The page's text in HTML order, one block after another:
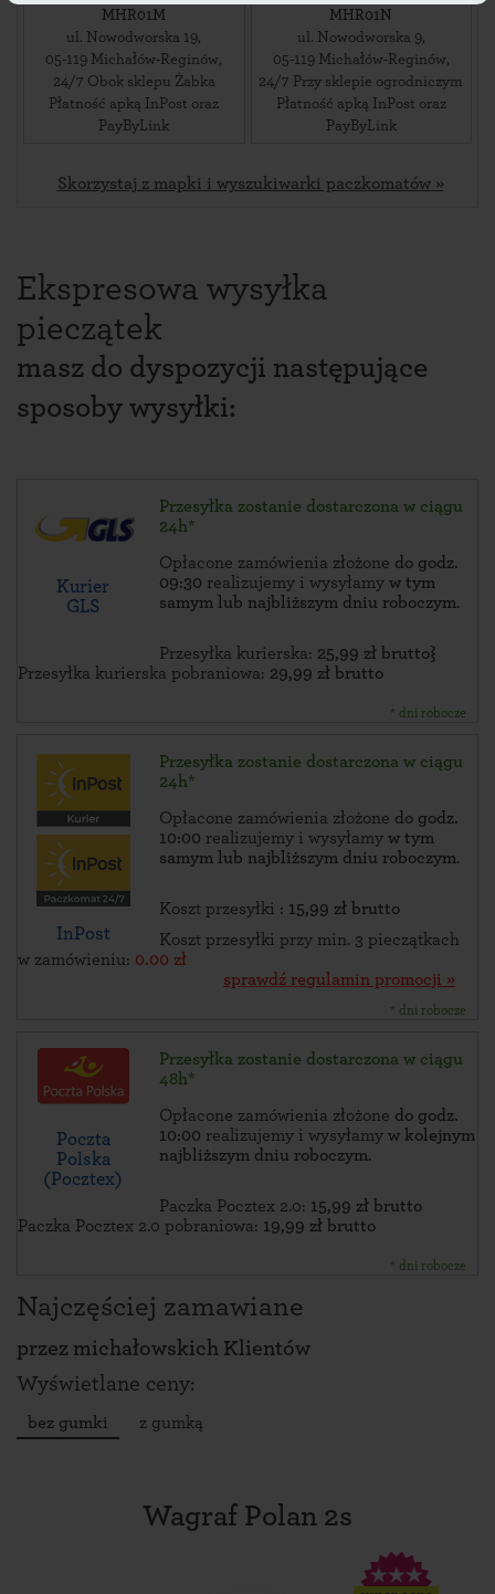
MHR01M
ul. Nowodworska 19,
05-119 Michałów-Reginów,
24/7 Obok sklepu Żabka
Płatność apką InPost oraz
PayByLink
MHR01N
ul. Nowodworska 9,
05-119 Michałów-Reginów,
24/7 Przy sklepie ogrodniczym
Płatność apką InPost oraz
PayByLink
Skorzystaj z mapki i wyszukiwarki paczkomatów »
Ekspresowa wysyłka
pieczątek
masz do dyspozycji następujące
sposoby wysyłki:
Kurier
GLS
Przesyłka zostanie dostarczona w ciągu
24h*
Opłacone zamówienia złożone do godz.
09:30 realizujemy i wysyłamy w tym
samym lub najbliższym dniu roboczym.
Przesyłka kurierska: 25,99 zł brutto}
Przesyłka kurierska pobraniowa: 29,99 zł brutto
* dni robocze
InPost
Przesyłka zostanie dostarczona w ciągu
24h*
Opłacone zamówienia złożone do godz.
10:00 realizujemy i wysyłamy w tym
samym lub najbliższym dniu roboczym.
Koszt przesyłki : 15,99 zł brutto
Koszt przesyłki przy min. 3 pieczątkach
w zamówieniu: 0.00 zł
sprawdź regulamin promocji »
* dni robocze
Poczta
Polska
(Pocztex)
Przesyłka zostanie dostarczona w ciągu
48h*
Opłacone zamówienia złożone do godz.
10:00 realizujemy i wysyłamy w kolejnym
najbliższym dniu roboczym.
Paczka Pocztex 2.0: 15,99 zł brutto
Paczka Pocztex 2.0 pobraniowa: 19,99 zł brutto
* dni robocze
Najczęściej zamawiane
przez michałowskich Klientów
Wyświetlane ceny:
bez gumki z gumką
Wagraf Polan 2s